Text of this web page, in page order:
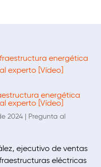
energética
experto [Vídeo]
2024 | Pregunta al
ejecutivo de ventas
eléctricas